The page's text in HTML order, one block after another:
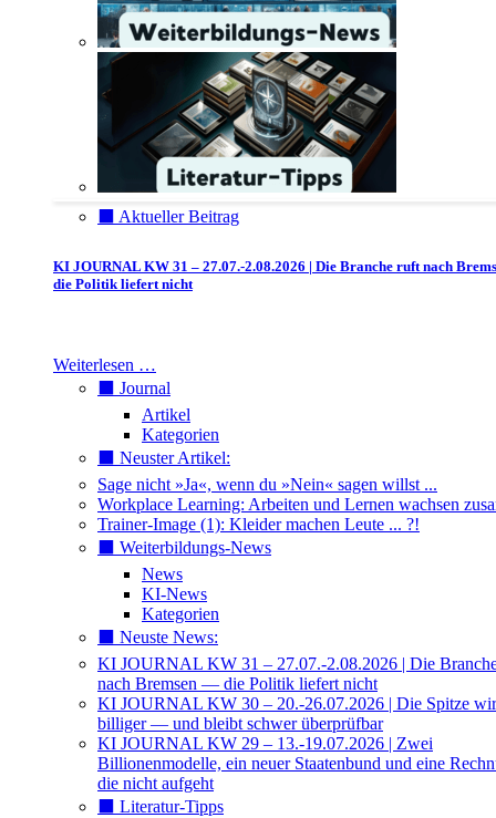
⬛️ Aktueller Beitrag
KI JOURNAL KW 31 – 27.07.-2.08.2026 | Die Branche ruft nach
die Politik liefert nicht
Weiterlesen …
⬛️ Journal
Artikel
Kategorien
⬛️ Neuster Artikel:
Sage nicht »Ja«, wenn du »Nein« sagen willst ...
Workplace Learning: Arbeiten und Lernen wachsen
Trainer-Image (1): Kleider machen Leute ... ?!
⬛️ Weiterbildungs-News
News
KI-News
Kategorien
⬛️ Neuste News:
KI JOURNAL KW 31 – 27.07.-2.08.2026 | Die
nach Bremsen — die Politik liefert nicht
KI JOURNAL KW 30 – 20.-26.07.2026 | Die Spitze
billiger — und bleibt schwer überprüfbar
KI JOURNAL KW 29 – 13.-19.07.2026 | Zwei
Billionenmodelle, ein neuer Staatenbund und eine
die nicht aufgeht
⬛️ Literatur-Tipps